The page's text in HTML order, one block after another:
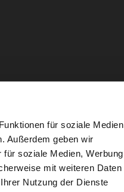
für soziale Medien
Außerdem geben wir
soziale Medien, Werbung
mit weiteren Daten
Nutzung der Dienste